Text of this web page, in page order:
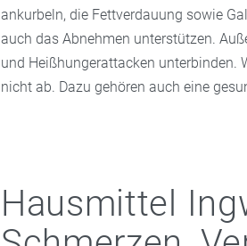
ankurbeln, die Fettverdauung sowie
auch das Abnehmen unterstützen.
und Heißhungerattacken unterbinden.
nicht ab. Dazu gehören auch eine
Hausmittel